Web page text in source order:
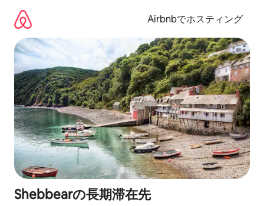
Airbnbでホスティング
Shebbearの長期滞在先